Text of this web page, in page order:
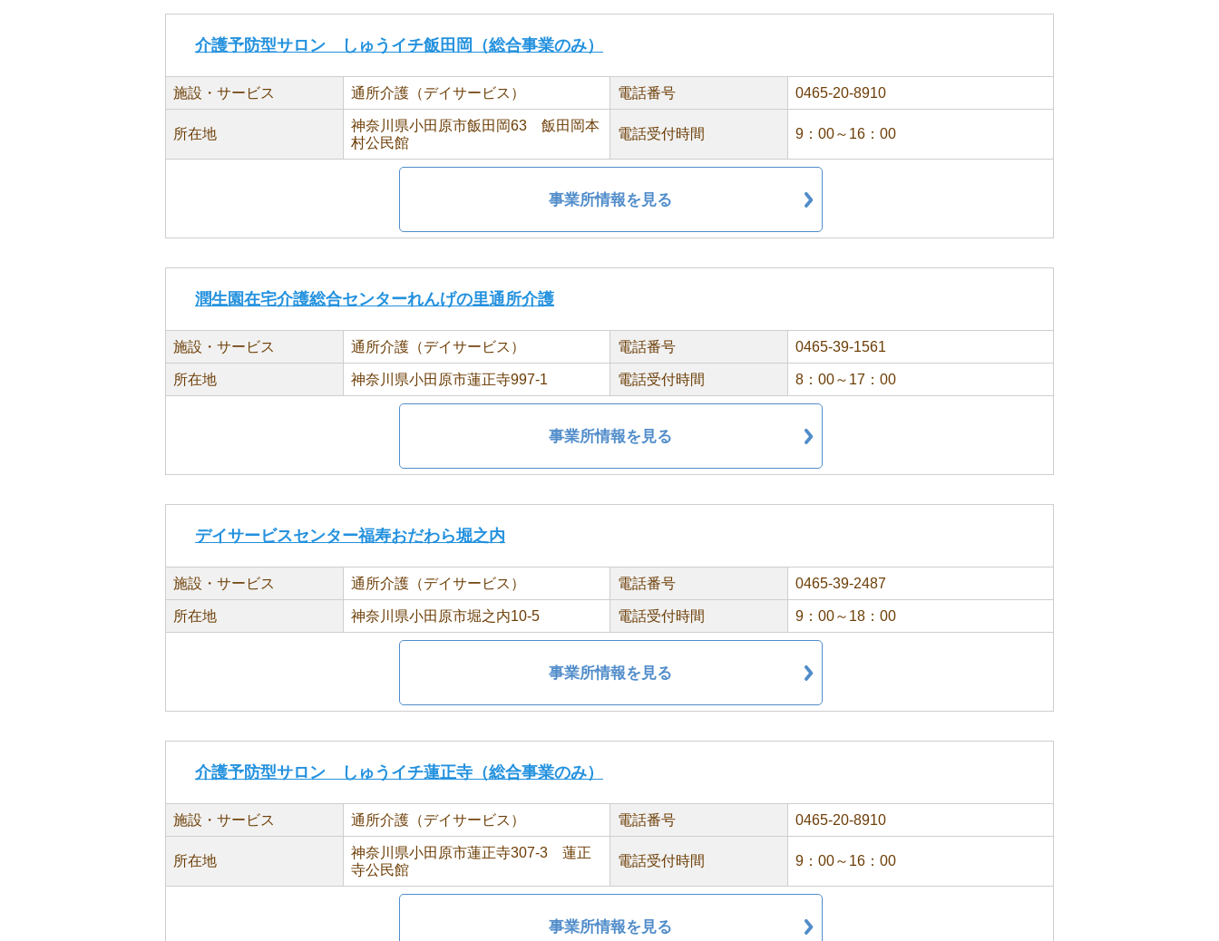
介護予防型サロン しゅうイチ飯田岡（総合事業のみ）
施設・サービス 通所介護（デイサービス） 電話番号 0465-20-8910
所在地
神奈川県小田原市飯田岡63 飯田岡本
村公民館
電話受付時間 9：00～16：00
事業所情報を見る
潤生園在宅介護総合センターれんげの里通所介護
施設・サービス 通所介護（デイサービス） 電話番号 0465-39-1561
所在地 神奈川県小田原市蓮正寺997-1 電話受付時間 8：00～17：00
事業所情報を見る
デイサービスセンター福寿おだわら堀之内
施設・サービス 通所介護（デイサービス） 電話番号 0465-39-2487
所在地 神奈川県小田原市堀之内10-5 電話受付時間 9：00～18：00
事業所情報を見る
介護予防型サロン しゅうイチ蓮正寺（総合事業のみ）
施設・サービス 通所介護（デイサービス） 電話番号 0465-20-8910
所在地
神奈川県小田原市蓮正寺307-3 蓮正
寺公民館
電話受付時間 9：00～16：00
事業所情報を見る